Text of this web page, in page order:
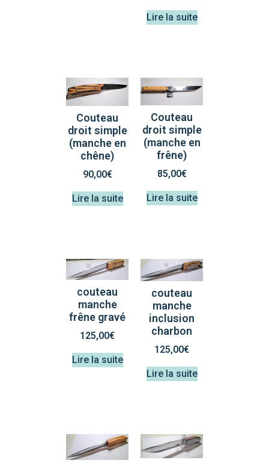
Lire la suite
Couteau
droit simple
(manche en
chêne)
90,00€
Lire la suite
Couteau
droit simple
(manche en
frêne)
85,00€
Lire la suite
couteau
manche
frêne gravé
125,00€
Lire la suite
couteau
manche
inclusion
charbon
125,00€
Lire la suite